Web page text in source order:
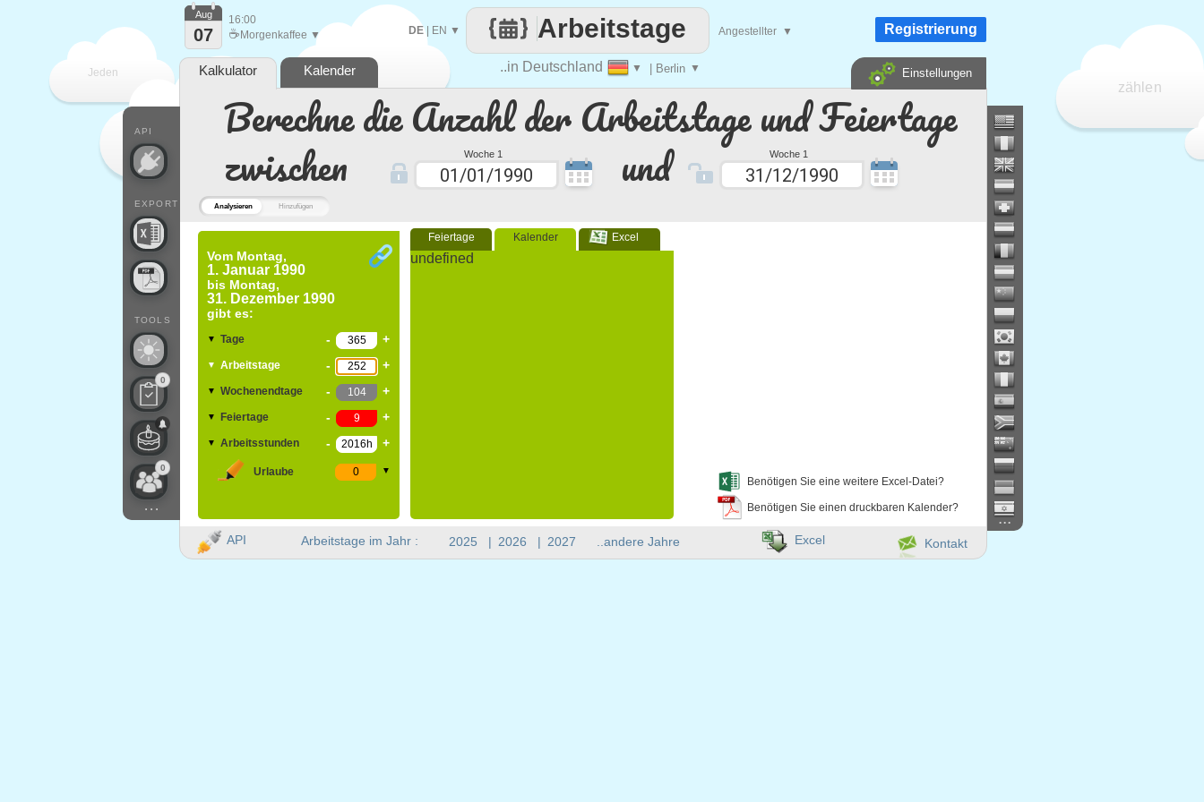
Analysieren Hinzufügen
Berechne die Anzahl der Arbeitstage und Feiertage
zwischen
Woche 1 und Woche 1
Vom Montag,
1. Januar 1990
bis Montag,
31. Dezember 1990
gibt es:
▼ Tage - +
▼ Arbeitstage - +
▼ Wochenendtage - +
▼ Feiertage - +
▼ Arbeitsstunden - +
Urlaube ▼
Feiertage Kalender Excel
undefined
Benötigen Sie eine weitere Excel-Datei?
Benötigen Sie einen druckbaren Kalender?
Jeden
zählen
..in Deutschland ▼ | Berlin ▼
Arbeitstage
DE| EN ▼ Angestellter ▼
API
EXPORT
TOOLS
0
0
...
Aug
07
16:00
☕ Morgenkaffee ▼ Registrierung
Kalkulator Kalender Einstellungen
Arbeitstage im Jahr : 2025 | 2026 | 2027 ..andere Jahre
...
API Kontakt
Excel